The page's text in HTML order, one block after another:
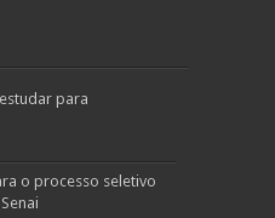
para
o processo seletivo